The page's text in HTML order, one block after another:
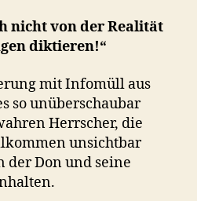
nicht von der Realität
diktieren!“
mit Infomüll aus
so unüberschaubar
Herrscher, die
unsichtbar
der Don und seine